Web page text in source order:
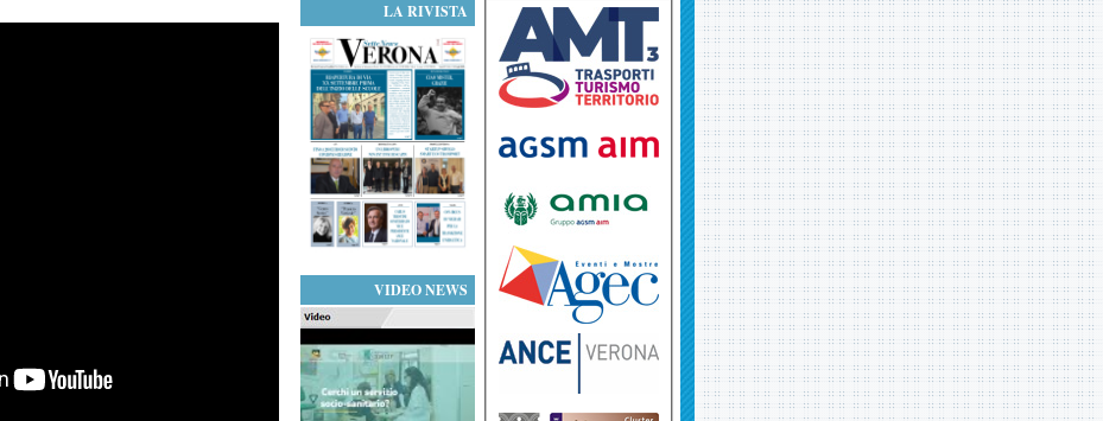
LA RIVISTA
VIDEO NEWS